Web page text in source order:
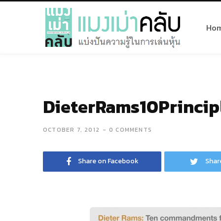
OCTOBER 7, 2012 0 COMMENTS
Share on Facebook